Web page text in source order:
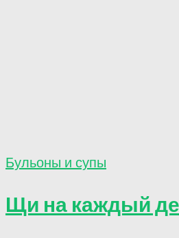
Бульоны и супы
Щи на каждый